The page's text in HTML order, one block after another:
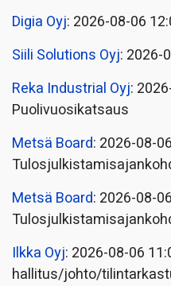
Digia Oyj: 2026-08-06
Siili Solutions Oyj: 2026-
Reka Industrial Oyj:
Puolivuosikatsaus
Metsä Board: 2026-08-
Metsä Board: 2026-08-
Ilkka Oyj: 2026-08-06
hallitus/johto/